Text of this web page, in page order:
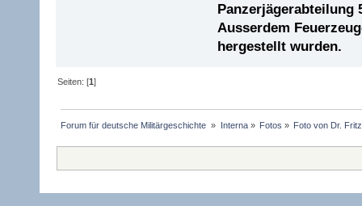
Panzerjägerabteilung
Ausserdem
hergestellt wurden.
Seiten: [1]
Forum für deutsche Militärgeschichte » Interna» Fotos » Foto von Dr.